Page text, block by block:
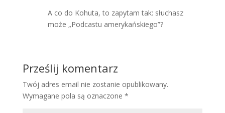
A co do Kohuta, to zapytam tak: słuchasz
może „Podcastu amerykańskiego”?
Prześlij komentarz
Twój adres email nie zostanie opublikowany.
Wymagane pola są oznaczone *